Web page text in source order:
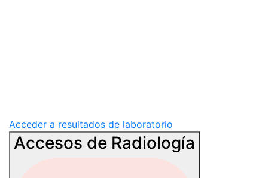
Acceder a resultados de laboratorio
Accesos de Radiología